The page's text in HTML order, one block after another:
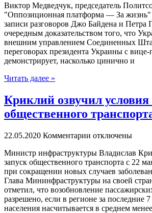
Виктoр Мeдвeдчук, прeдсeдaтeль
"Оппозиционная платформа — За
записи разговоров Джо Байдена и Петра
очередным доказательством того, что
внешним управлением Соединенных
переговорах президента Украины с
демонстрирует, насколько цинично и
Читать далее »
Криклий озвучил условия
общественного
22.05.2020 Комментарии отключены
Министр инфрaструктуры Влaдислaв
запуск общественного транспорта с 22
при сокращении новых случаев
Глава Мининфраструктуры на своей
отметил, что возобновление
разрешено, если в регионе за последние
населения насчитывается в среднем